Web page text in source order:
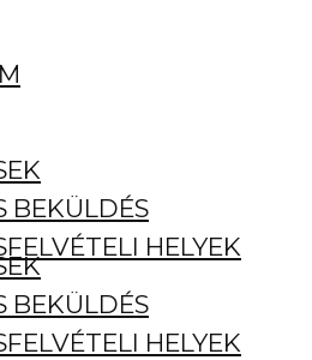
BEKÜLDÉS
HELYEK
BEKÜLDÉS
HELYEK